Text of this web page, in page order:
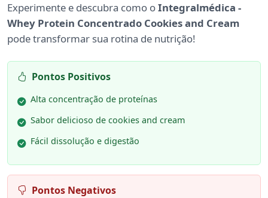
Experimente e descubra como oIntegralmédica -
Whey Protein Concentrado Cookies and Cream
pode transformar sua rotina de nutrição!
Pontos Positivos
Alta concentração de proteínas
Sabor delicioso de cookies and cream
Fácil dissolução e digestão
Pontos Negativos